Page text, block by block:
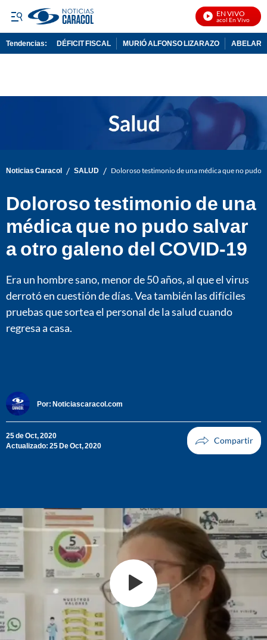
EN VIVO
Noticias Caracol En Vivo
Tendencias: DÉFICIT FISCAL MURIÓ ALFONSO LIZARAZO
Noticias Caracol / SALUD / Doloroso testimonio de una médica que no pudo
Doloroso testimonio de una
médica que no pudo salvar
a otro galeno del COVID-19
Era un hombre sano, menor de 50 años, al que el virus
derrotó en cuestión de días. Vea también las difíciles
pruebas que sortea el personal de la salud cuando
regresa a casa.
Por: Noticiascaracol.com
25 de Oct, 2020
Actualizado: 25 De Oct, 2020